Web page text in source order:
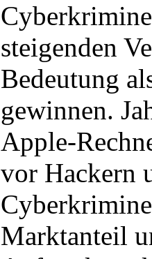
steigenden
Bedeutung
gewinnen.
Apple-
vor Hackern
Marktanteil